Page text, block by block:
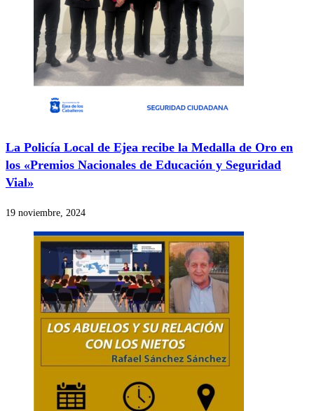
La Policía Local de Ejea recibe la Medalla de Oro en
los «Premios Nacionales de Educación y Seguridad
Vial»
19 noviembre, 2024